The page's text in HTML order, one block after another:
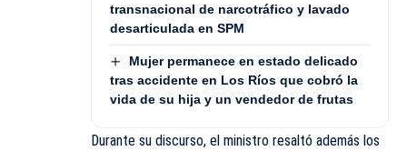
transnacional de narcotráfico y lavado
desarticulada en SPM
Mujer permanece en estado delicado
tras accidente en Los Ríos que cobró la
vida de su hija y un vendedor de frutas
Durante su discurso, el ministro resaltó además los